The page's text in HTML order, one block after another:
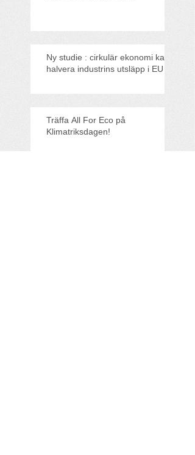
Ny studie : cirkulär ekonomi kan
halvera industrins utsläpp i EU
Träffa All For Eco på
Klimatriksdagen!